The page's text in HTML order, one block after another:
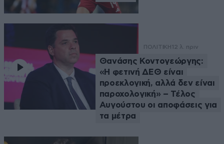
ΠΟΛΙΤΙΚΗ 12 λ. πριν
Θανάσης Κοντογεώργης:
«Η φετινή ΔΕΘ είναι
προεκλογική, αλλά δεν είναι
παροχολογική» – Τέλος
Αυγούστου οι αποφάσεις για
τα μέτρα